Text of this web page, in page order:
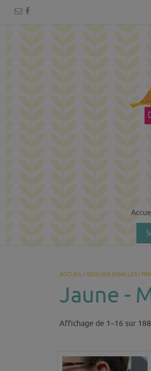
ACCUEIL /SEQUINS EMAILLÉS/
Jaune -
Affichage de 1–16 sur